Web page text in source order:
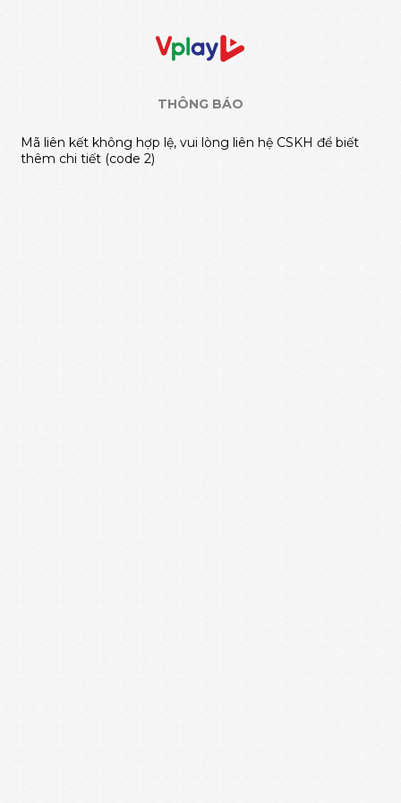
THÔNG BÁO
Mã liên kết không hợp lệ, vui lòng liên hệ CSKH để biết
thêm chi tiết (code 2)